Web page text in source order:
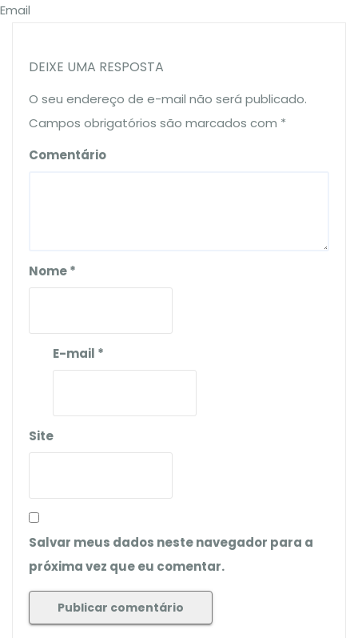
Email
DEIXE UMA RESPOSTA
O seu endereço de e-mail não será publicado.
Campos obrigatórios são marcados com *
Comentário
Nome*
E-mail *
Site
Salvar meus dados neste navegador para a
próxima vez que eu comentar.